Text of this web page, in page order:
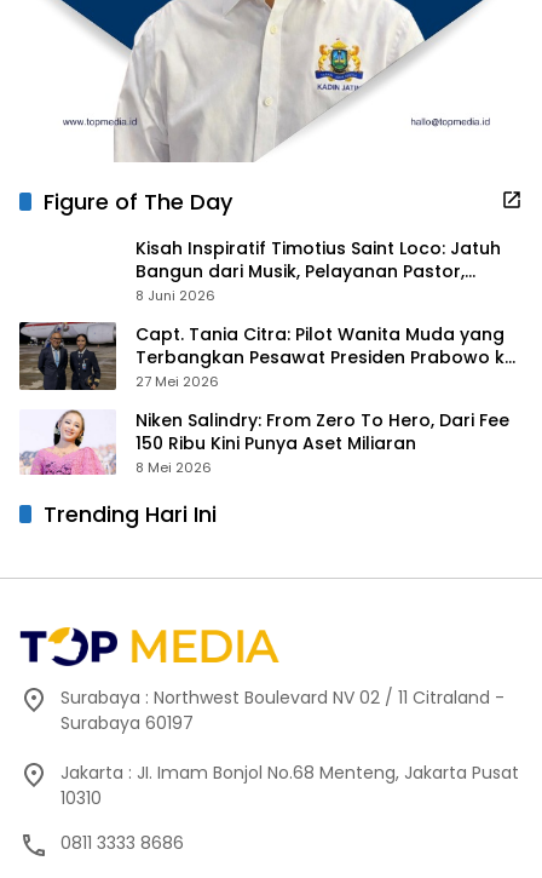
Figure of The Day
Kisah Inspiratif Timotius Saint Loco: Jatuh
Bangun dari Musik, Pelayanan Pastor,
hingga Gurita Bisnis Sambal Babon
8 Juni 2026
Capt. Tania Citra: Pilot Wanita Muda yang
Terbangkan Pesawat Presiden Prabowo ke
Prancis
27 Mei 2026
Niken Salindry: From Zero To Hero, Dari Fee
150 Ribu Kini Punya Aset Miliaran
8 Mei 2026
Trending Hari Ini
Surabaya : Northwest Boulevard NV 02 / 11 Citraland -
Surabaya 60197
Jakarta : JI. Imam Bonjol No.68 Menteng, Jakarta Pusat
10310
0811 3333 8686